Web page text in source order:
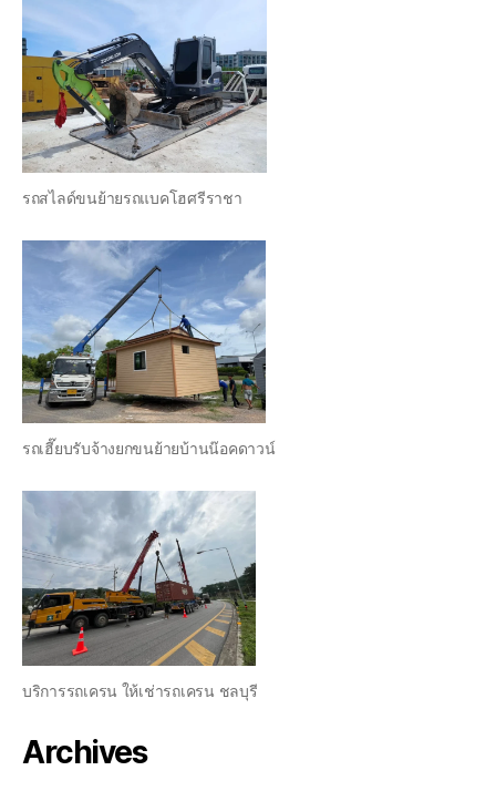
รถสไลด์ขนย้ายรถแบคโฮศรีราชา
รถเฮี๊ยบรับจ้างยกขนย้ายบ้านน๊อคดาวน์
บริการรถเครน ให้เช่ารถเครน ชลบุรี
Archives